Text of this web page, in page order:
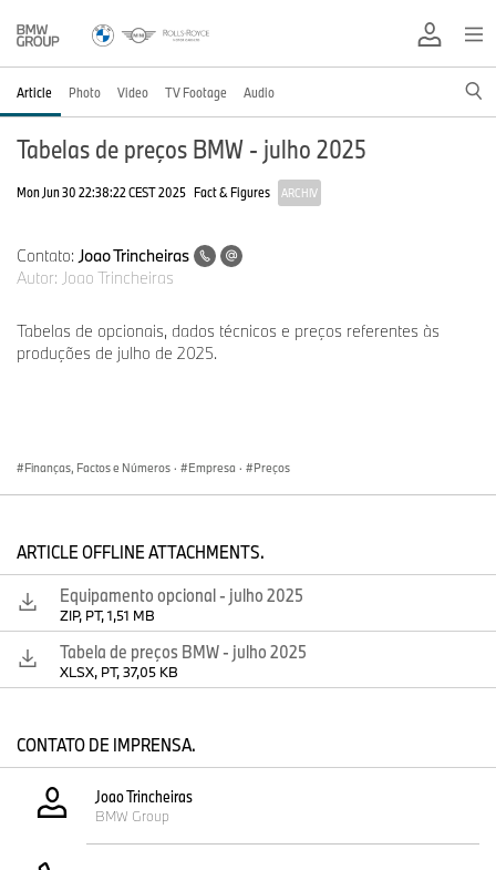
Article Photo Video TV Footage Audio
Tabelas de preços BMW - julho 2025
Mon Jun 30 22:38:22 CEST 2025 Fact & Figures ARCHIV
Contato: Joao Trincheiras
Autor: Joao Trincheiras
Tabelas de opcionais, dados técnicos e preços referentes às
produções de julho de 2025.
Finanças, Factos e Números · Empresa · Preços
ARTICLE OFFLINE ATTACHMENTS.
Equipamento opcional - julho 2025
ZIP, PT, 1,51 MB
Tabela de preços BMW - julho 2025
XLSX, PT, 37,05 KB
CONTATO DE IMPRENSA.
Joao Trincheiras
BMW Group